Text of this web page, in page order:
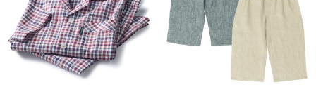
ボトムス